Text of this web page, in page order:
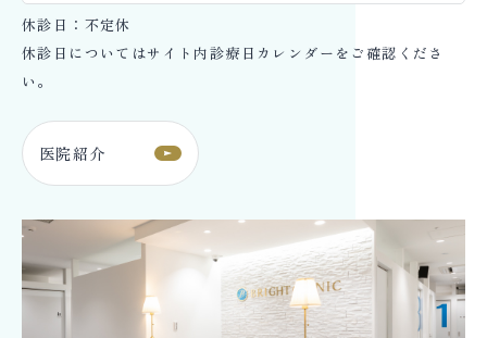
休診日：不定休
休診日についてはサイト内診療日カレンダーをご確認くださ
い。
医院紹介